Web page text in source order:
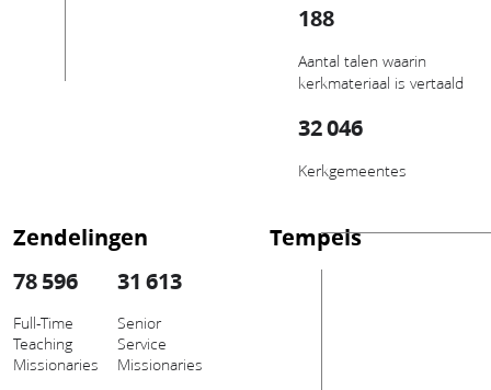
188
Aantal talen waarin
kerkmateriaal is vertaald
32 046
Kerkgemeentes
Zendelingen
78 596
Full-Time
Teaching
Missionaries
31 613
Senior
Service
Missionaries
Tempels